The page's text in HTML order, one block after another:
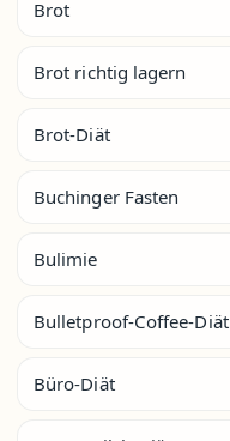
Brot
Brot richtig lagern
Brot-Diät
Buchinger Fasten
Bulimie
Bulletproof-Coffee-Diät
Büro-Diät